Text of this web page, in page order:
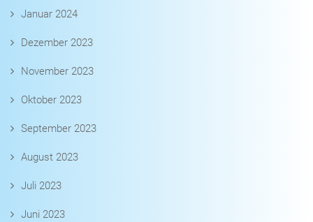
Januar 2024
Dezember 2023
November 2023
Oktober 2023
September 2023
August 2023
Juli 2023
Juni 2023